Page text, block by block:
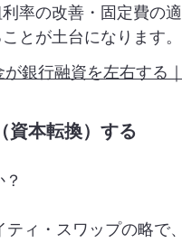
率の改善・固定費の
とが土台になります。
が銀行融資を左右する
本転換）する
ティ・スワップの略で